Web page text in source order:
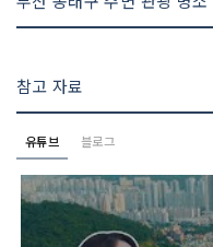
참고 자료
유튜브 블로그